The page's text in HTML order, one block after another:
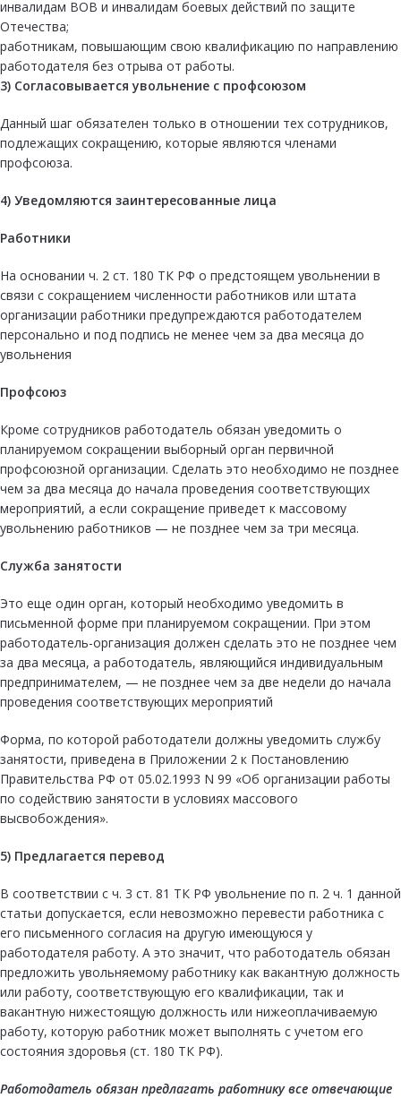
инвалидам ВОВ и инвалидам боевых действий по защите
Отечества;
работникам, повышающим свою квалификацию по направлению
работодателя без отрыва от работы.
3) Согласовывается увольнение с профсоюзом
Данный шаг обязателен только в отношении тех сотрудников,
подлежащих сокращению, которые являются членами
профсоюза.
4) Уведомляются заинтересованные лица
Работники
На основании ч. 2 ст. 180 ТК РФ о предстоящем увольнении в
связи с сокращением численности работников или штата
организации работники предупреждаются работодателем
персонально и под подпись не менее чем за два месяца до
увольнения
Профсоюз
Кроме сотрудников работодатель обязан уведомить о
планируемом сокращении выборный орган первичной
профсоюзной организации. Сделать это необходимо не позднее
чем за два месяца до начала проведения соответствующих
мероприятий, а если сокращение приведет к массовому
увольнению работников — не позднее чем за три месяца.
Служба занятости
Это еще один орган, который необходимо уведомить в
письменной форме при планируемом сокращении. При этом
работодатель-организация должен сделать это не позднее чем
за два месяца, а работодатель, являющийся индивидуальным
предпринимателем, — не позднее чем за две недели до начала
проведения соответствующих мероприятий
Форма, по которой работодатели должны уведомить службу
занятости, приведена в Приложении 2 к Постановлению
Правительства РФ от 05.02.1993 N 99 «Об организации работы
по содействию занятости в условиях массового
высвобождения».
5) Предлагается перевод
В соответствии с ч. 3 ст. 81 ТК РФ увольнение по п. 2 ч. 1 данной
статьи допускается, если невозможно перевести работника с
его письменного согласия на другую имеющуюся у
работодателя работу. А это значит, что работодатель обязан
предложить увольняемому работнику как вакантную должность
или работу, соответствующую его квалификации, так и
вакантную нижестоящую должность или нижеоплачиваемую
работу, которую работник может выполнять с учетом его
состояния здоровья (ст. 180 ТК РФ).
Работодатель обязан предлагать работнику все отвечающие